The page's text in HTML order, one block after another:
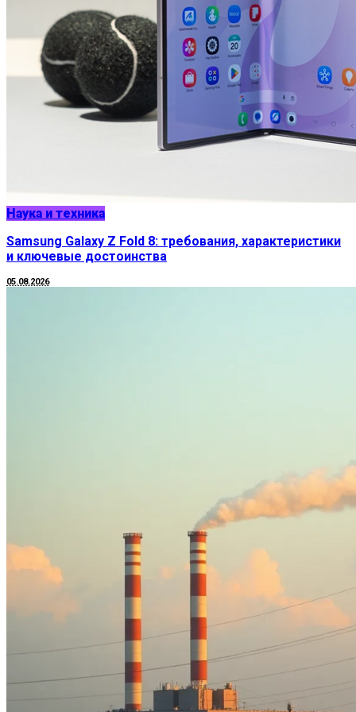
Наука и техника
Samsung Galaxy Z Fold 8: требования, характеристики
и ключевые достоинства
05.08.2026